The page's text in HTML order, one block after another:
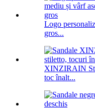
Logo
gros...
XINZIRAIN
toc înalt...